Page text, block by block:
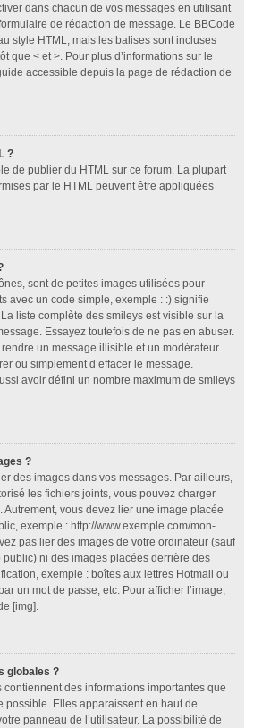
dans chacun de vos messages en utilisant
de rédaction de message. Le BBCode
style HTML, mais les balises sont incluses
que < et >. Pour plus d’informations sur le
accessible depuis la page de rédaction de
?
de publier du HTML sur ce forum. La plupart
par le HTML peuvent être appliquées
sont de petites images utilisées pour
avec un code simple, exemple : :) signifie
liste complète des smileys est visible sur la
Essayez toutefois de ne pas en abuser.
un message illisible et un modérateur
ou simplement d’effacer le message.
avoir défini un nombre maximum de smileys
?
des images dans vos messages. Par ailleurs,
les fichiers joints, vous pouvez charger
Autrement, vous devez lier une image placée
exemple : http://www.exemple.com/mon-
pas lier des images de votre ordinateur (sauf
public) ni des images placées derrière des
exemple : boîtes aux lettres Hotmail ou
un mot de passe, etc. Pour afficher l’image,
[img].
globales ?
des informations importantes que
possible. Elles apparaissent en haut de
panneau de l’utilisateur. La possibilité de